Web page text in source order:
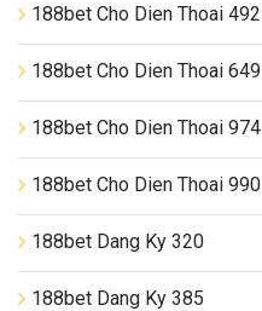
188bet Cho Dien Thoai 492
188bet Cho Dien Thoai 649
188bet Cho Dien Thoai 974
188bet Cho Dien Thoai 990
188bet Dang Ky 320
188bet Dang Ky 385